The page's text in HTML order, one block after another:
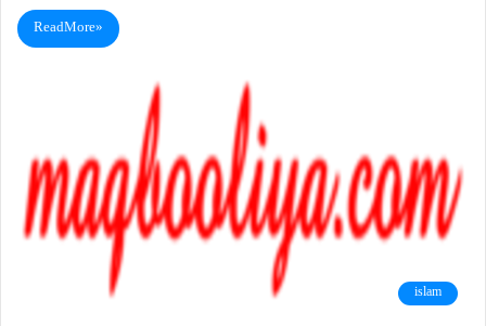
Read More »
islam